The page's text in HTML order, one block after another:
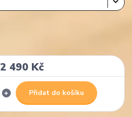
2 490 Kč
Přidat do košíku